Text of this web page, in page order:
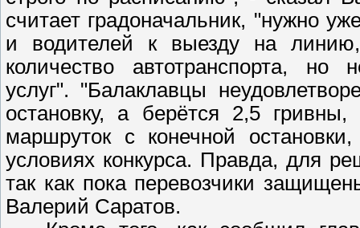
считает градоначальник, "нужно
и водителей к выезду на
количество автотранспорта, но
услуг". "Балаклавцы
остановку, а берётся 2,5
маршруток с конечной
условиях конкурса. Правда, для
так как пока перевозчики
Валерий Саратов.